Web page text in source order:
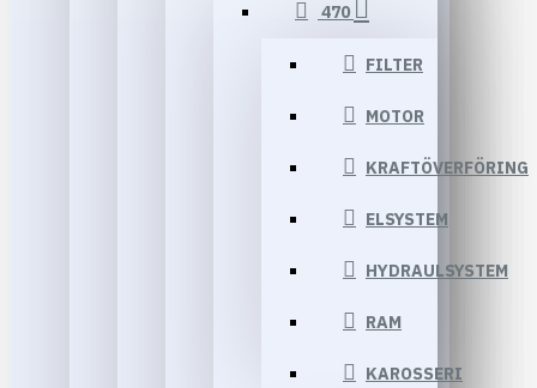
470
FILTER
MOTOR
KRAFTÖVERFÖRING
ELSYSTEM
HYDRAULSYSTEM
RAM
KAROSSERI